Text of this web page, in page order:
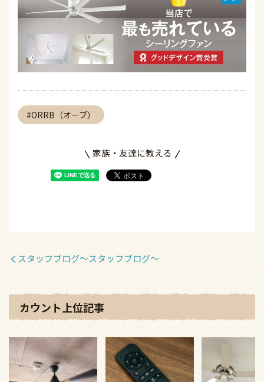
ORRB（オーブ）
家族・友達に教える
スタッフブログ〜スタッフブログ〜
カウント上位記事